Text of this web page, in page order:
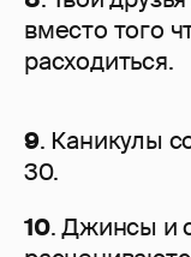
вместо того
расходиться.
9. Каникулы
30.
10. Джинсы и